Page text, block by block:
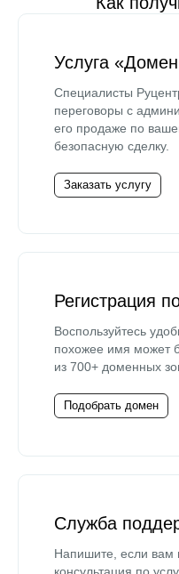
Услуга
Специалисты
переговоры с
его продаже по
безопасную сделку.
Заказать услугу
Регистрация
Воспользуйтесь
похожее имя может
из 700+ доменных
Подобрать домен
Служба
Напишите, если